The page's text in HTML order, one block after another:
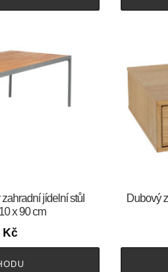
jídelní stůl
x 90 cm
Kč
Dubový